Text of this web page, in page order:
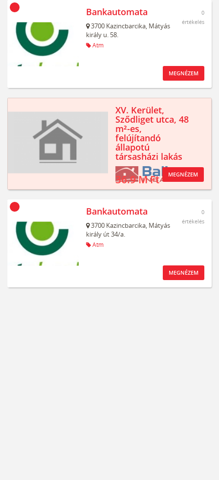
Bankautomata
3700 Kazincbarcika, Mátyás
király u. 58.
Atm
0
értékelés
MEGNÉZEM
XV. Kerület,
Sződliget utca, 48
m²-es,
felújítandó
állapotú
társasházi lakás
36.9 M Ft MEGNÉZEM
Bankautomata
3700 Kazincbarcika, Mátyás
király út 34/a.
Atm
0
értékelés
MEGNÉZEM